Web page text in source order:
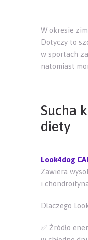
W okresie
Dotyczy to
w sportach
natomiast
Sucha
diety
Look4dog
Zawiera
i
Dlaczego
✅ Źródło